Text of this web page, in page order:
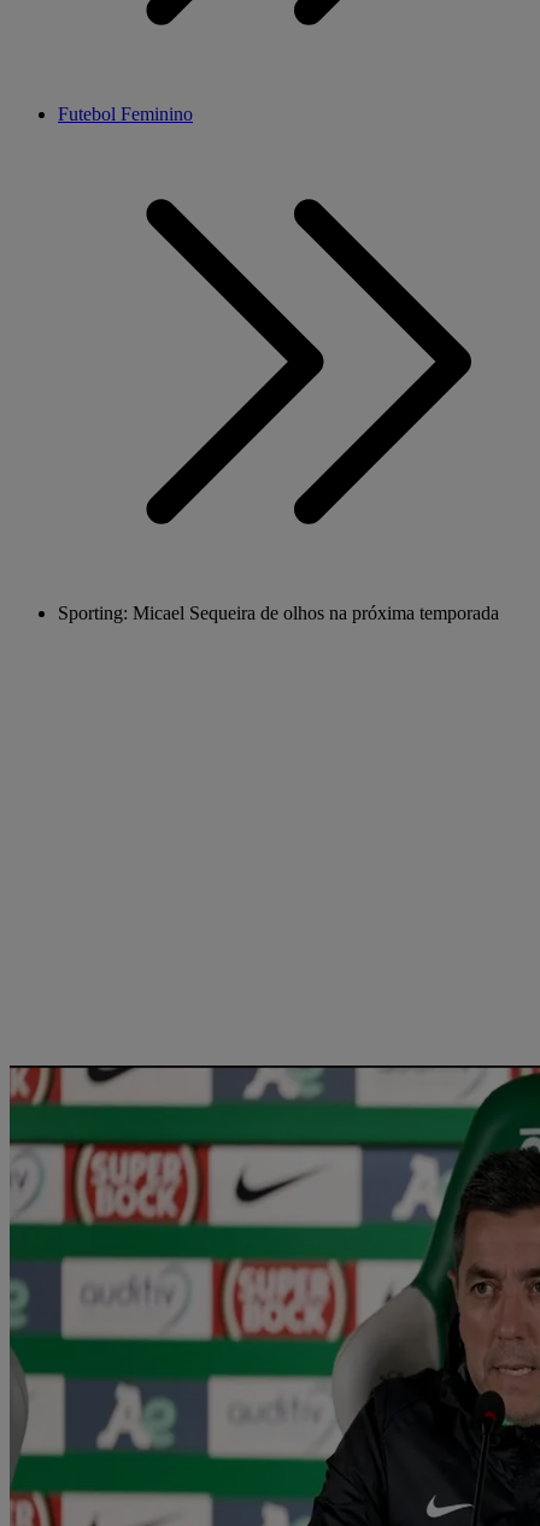
Futebol Feminino
Sporting: Micael Sequeira de olhos na próxima temporada